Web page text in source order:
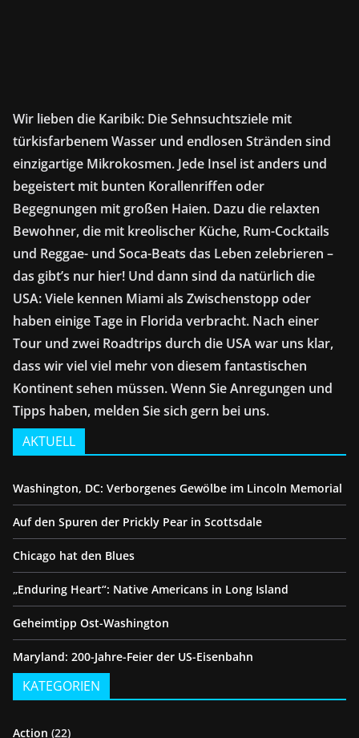
Wir lieben die Karibik: Die Sehnsuchtsziele mit
türkisfarbenem Wasser und endlosen Stränden sind
einzigartige Mikrokosmen. Jede Insel ist anders und
begeistert mit bunten Korallenriffen oder
Begegnungen mit großen Haien. Dazu die relaxten
Bewohner, die mit kreolischer Küche, Rum-Cocktails
und Reggae- und Soca-Beats das Leben zelebrieren –
das gibt’s nur hier! Und dann sind da natürlich die
USA: Viele kennen Miami als Zwischenstopp oder
haben einige Tage in Florida verbracht. Nach einer
Tour und zwei Roadtrips durch die USA war uns klar,
dass wir viel viel mehr von diesem fantastischen
Kontinent sehen müssen. Wenn Sie Anregungen und
Tipps haben, melden Sie sich gern bei uns.
AKTUELL
Washington, DC: Verborgenes Gewölbe im Lincoln Memorial
Auf den Spuren der Prickly Pear in Scottsdale
Chicago hat den Blues
„Enduring Heart“: Native Americans in Long Island
Geheimtipp Ost-Washington
Maryland: 200-Jahre-Feier der US-Eisenbahn
KATEGORIEN
Action (22)